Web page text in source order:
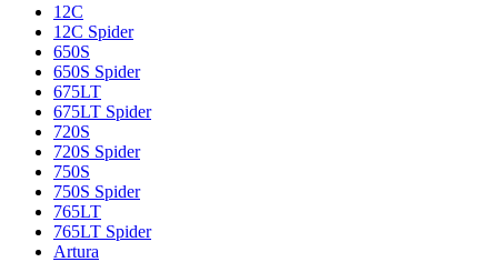
12C
12C Spider
650S
650S Spider
675LT
675LT Spider
720S
720S Spider
750S
750S Spider
765LT
765LT Spider
Artura